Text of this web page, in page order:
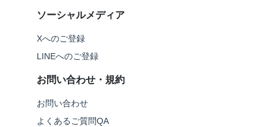
ソーシャルメディア
Xへのご登録
LINEへのご登録
お問い合わせ・規約
お問い合わせ
よくあるご質問QA